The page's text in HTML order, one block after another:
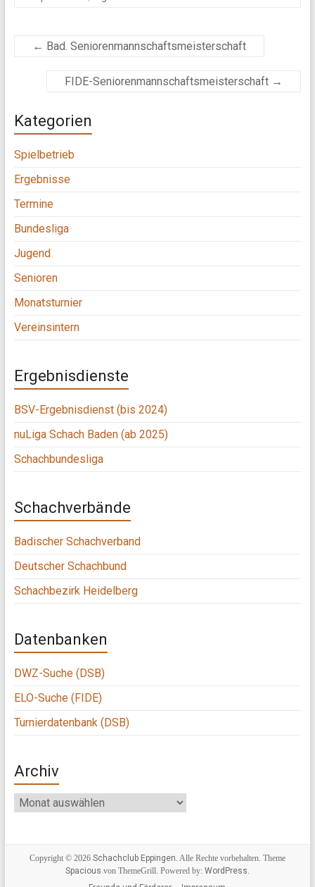
← Bad. Seniorenmannschaftsmeisterschaft
FIDE-Seniorenmannschaftsmeisterschaft →
Kategorien
Spielbetrieb
Ergebnisse
Termine
Bundesliga
Jugend
Senioren
Monatsturnier
Vereinsintern
Ergebnisdienste
BSV-Ergebnisdienst (bis 2024)
nuLiga Schach Baden (ab 2025)
Schachbundesliga
Schachverbände
Badischer Schachverband
Deutscher Schachbund
Schachbezirk Heidelberg
Datenbanken
DWZ-Suche (DSB)
ELO-Suche (FIDE)
Turnierdatenbank (DSB)
Archiv
Archiv
Copyright © 2026 Schachclub Eppingen. Alle Rechte vorbehalten. Theme
Spacious von ThemeGrill. Powered by: WordPress.